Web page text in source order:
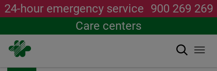
24-hour emergency service 900 269 269
Care centers
Search